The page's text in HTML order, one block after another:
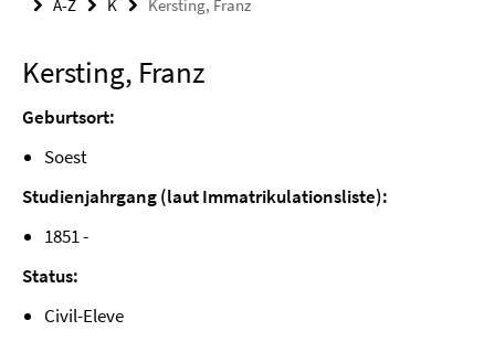
A-Z
K Kersting, Franz
Kersting, Franz
Geburtsort:
Soest
Studienjahrgang (laut Immatrikulationsliste):
1851 -
Status:
Civil-Eleve